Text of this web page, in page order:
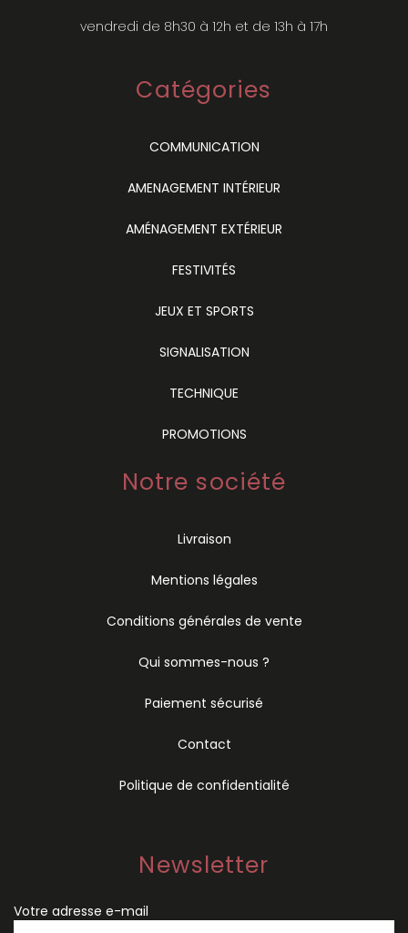
vendredi de 8h30 à 12h et de 13h à 17h
Catégories
COMMUNICATION
AMENAGEMENT INTÉRIEUR
AMÉNAGEMENT EXTÉRIEUR
FESTIVITÉS
JEUX ET SPORTS
SIGNALISATION
TECHNIQUE
PROMOTIONS
Notre société
Livraison
Mentions légales
Conditions générales de vente
Qui sommes-nous ?
Paiement sécurisé
Contact
Politique de confidentialité
Newsletter
Votre adresse e-mail